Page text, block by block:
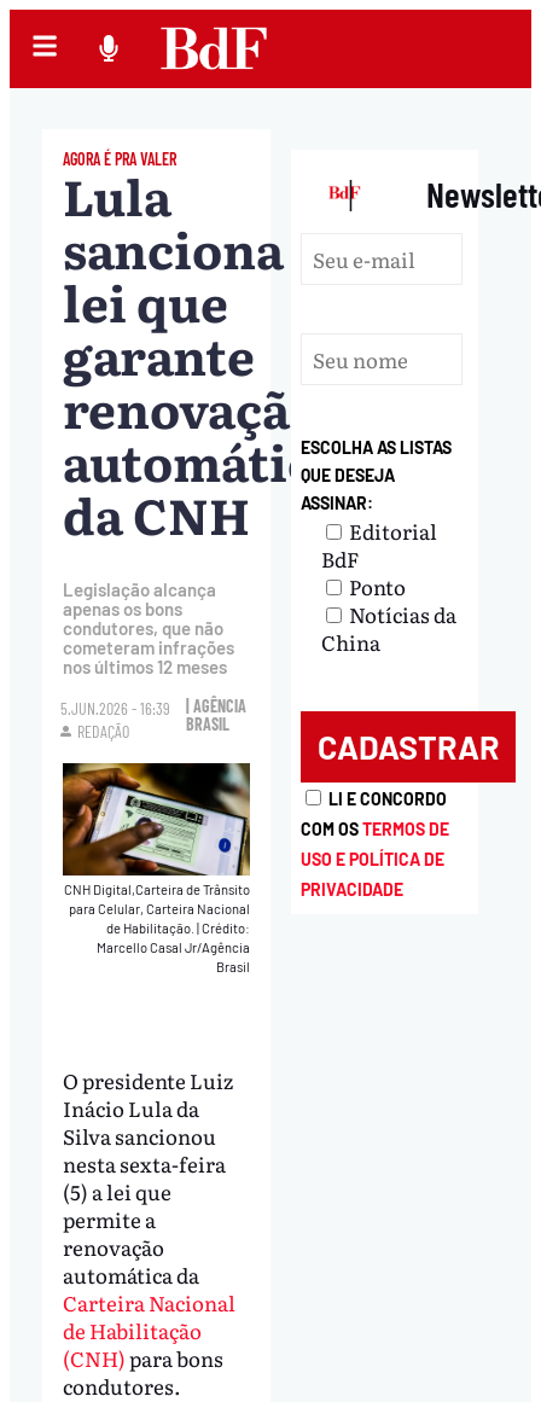
AGORA É PRA VALER
Lula
sanciona
lei que
garante
renovação
automática
da CNH
Legislação alcança
apenas os bons
condutores, que não
cometeram infrações
nos últimos 12 meses
5.JUN.2026 - 16:39
REDAÇÃO
| AGÊNCIA
BRASIL
CNH Digital,Carteira de Trânsito
para Celular, Carteira Nacional
de Habilitação.|Crédito:
Marcello Casal Jr/Agência
Brasil
O presidente Luiz
Inácio Lula da
Silva sancionou
nesta sexta-feira
(5) a lei que
permite a
renovação
automática da
Carteira Nacional
de Habilitação
(CNH)para bons
condutores.
|
ESCOLHA AS LISTAS
QUE DESEJA
ASSINAR:
Editorial
BdF
Ponto
Notícias da
China
LI E CONCORDO
COM OSTERMOS DE
USO E POLÍTICA DE
PRIVACIDADE